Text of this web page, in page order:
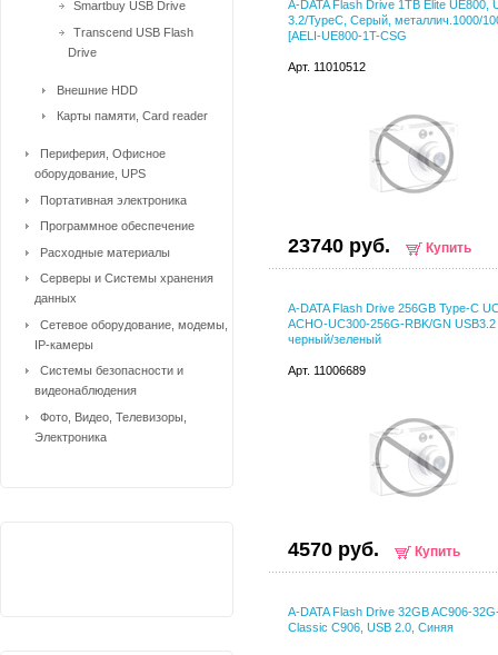
A-DATA Flash Drive 1TB Elite UE800,
3.2/TypeC, Серый, металлич.1000/
[AELI-UE800-1T-CSG
Арт. 11010512
23740 руб. Купить
A-DATA Flash Drive 256GB Type-C
ACHO-UC300-256G-RBK/GN USB3.2
черный/зеленый
Арт. 11006689
4570 руб. Купить
A-DATA Flash Drive 32GB AC906-
Classic C906, USB 2.0, Синяя
Smartbuy USB Drive
Transcend USB Flash
Drive
Внешние HDD
Карты памяти, Card reader
Периферия, Офисное
оборудование, UPS
Портативная электроника
Программное обеспечение
Расходные материалы
Серверы и Системы хранения
данных
Сетевое оборудование, модемы,
IP-камеры
Системы безопасности и
видеонаблюдения
Фото, Видео, Телевизоры,
Электроника